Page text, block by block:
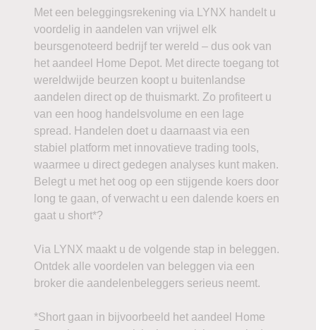
Met een beleggingsrekening via LYNX handelt u
voordelig in aandelen van vrijwel elk
beursgenoteerd bedrijf ter wereld – dus ook van
het aandeel Home Depot. Met directe toegang tot
wereldwijde beurzen koopt u buitenlandse
aandelen direct op de thuismarkt. Zo profiteert u
van een hoog handelsvolume en een lage
spread. Handelen doet u daarnaast via een
stabiel platform met innovatieve trading tools,
waarmee u direct gedegen analyses kunt maken.
Belegt u met het oog op een stijgende koers door
long te gaan, of verwacht u een dalende koers en
gaat u short*?
Via LYNX maakt u de volgende stap in beleggen.
Ontdek alle voordelen van beleggen via een
broker die aandelenbeleggers serieus neemt.
*Short gaan in bijvoorbeeld het aandeel Home